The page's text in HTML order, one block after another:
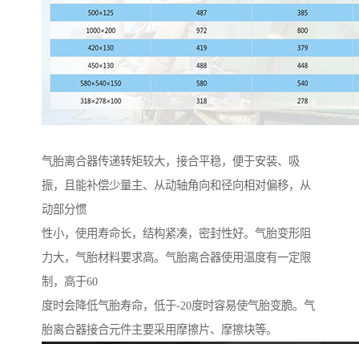
气胎离合器传递转矩较大，接合平稳，便于安装、吸
振，且能补偿少量主、从动轴角向和径向相对偏移，从
动部分惯
性小，使用寿命长，结构紧凑，密封性好。气胎变形阻
力大，气胎材料要求高。气胎离合器使用温度有一定限
制，高于60
度时会降低气胎寿命，低于-20度时容易使气胎变脆。气
胎离合器接合元件主要采用摩擦片、摩擦块等。